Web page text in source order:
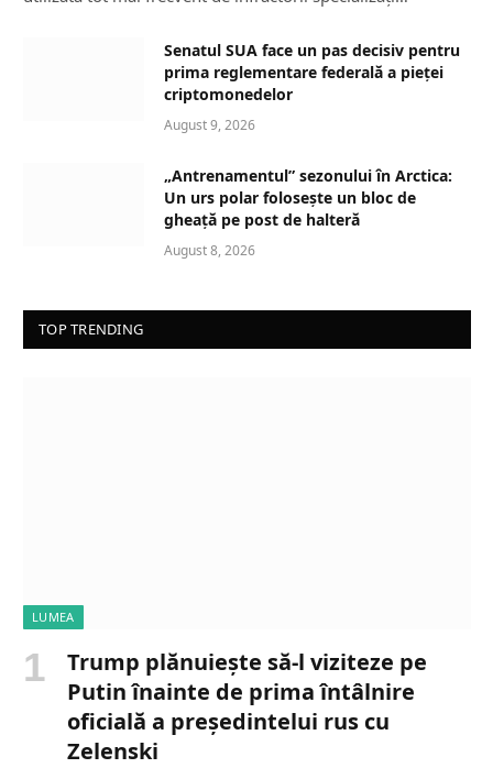
Senatul SUA face un pas decisiv pentru
prima reglementare federală a pieței
criptomonedelor
August 9, 2026
„Antrenamentul” sezonului în Arctica:
Un urs polar folosește un bloc de
gheață pe post de halteră
August 8, 2026
TOP TRENDING
LUMEA
Trump plănuiește să-l viziteze pe
Putin înainte de prima întâlnire
oficială a președintelui rus cu
Zelenski